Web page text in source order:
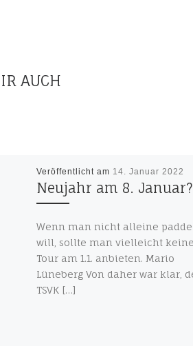
AUCH
Veröffentlicht am 14. Januar 2022
Neujahr am 8. Januar?
Wenn man nicht alleine
will, sollte man vielleicht keine
Tour am 1.1. anbieten. Mario
Lüneberg Von daher war klar,
TSVK […]